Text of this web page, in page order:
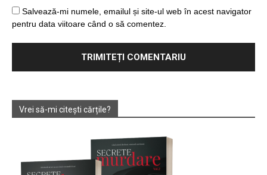
Salvează-mi numele, emailul și site-ul web în acest navigator
pentru data viitoare când o să comentez.
Vrei să-mi citești cărțile?